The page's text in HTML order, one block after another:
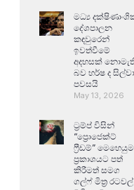
මධ්‍ය
දේශපාලන
කඳවුරෙන්
ඉවත්වීමේ
අදහසක්
බව හර්ෂ ද සිල්වා
පවසයි
May 13, 2026
ට්‍රම්ප් විසින්
“ප්‍රොජෙක්ට්
ෆ්‍රීඩම්” මෙහෙයුම
ප්‍රකාශයට පත්
කිරීමත් සමග
ගල්ෆ් මිත්‍ර රටවල්